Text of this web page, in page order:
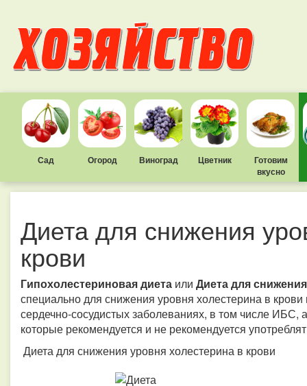
Сад Огород Виноград Цветник
Готовим
вкусно
Диета для снижения
крови
Гипохолестериновая диета или Диета для
специально для снижения уровня холестерина в
сердечно-сосудистых заболеваниях, в том числе
которые рекомендуется и не рекомендуется
Диета для снижения уровня холестерина в крови